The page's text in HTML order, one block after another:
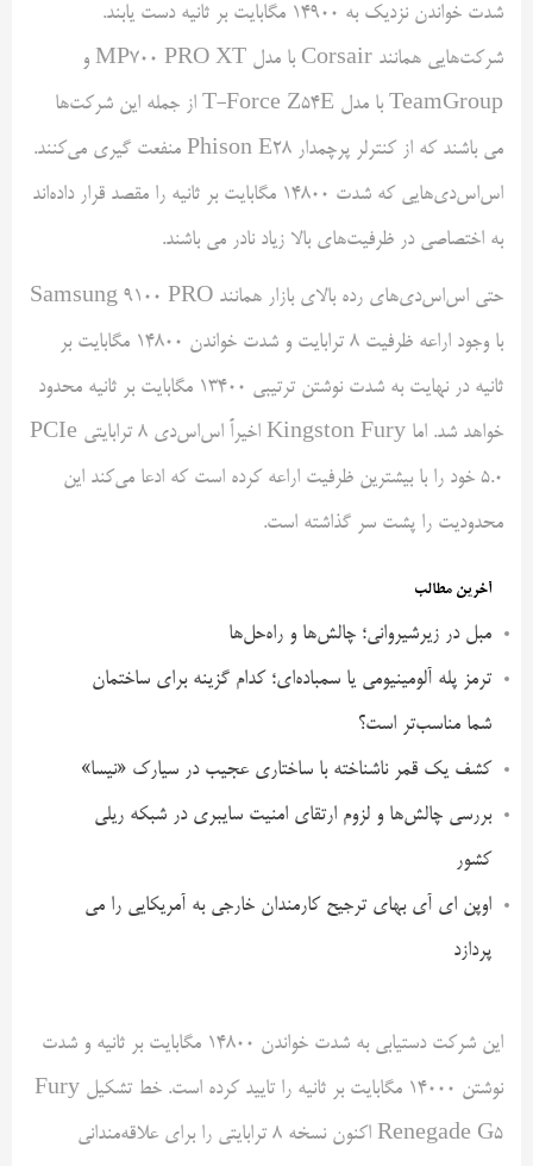
شدت خواندن نزدیک به ۱۴۹۰۰ مگابایت بر ثانیه دست یابند.
شرکت‌هایی همانند Corsair با مدل MP700 PRO XT و
TeamGroup با مدل T-Force Z54E از جمله این شرکت‌ها
می باشند که از کنترلر پرچمدار Phison E28 منفعت گیری می‌کنند.
اس‌اس‌دی‌هایی که شدت ۱۴۸۰۰ مگابایت بر ثانیه را مقصد قرار داده‌اند
به اختصاصی در ظرفیت‌های بالا زیاد نادر می باشند.
حتی اس‌اس‌دی‌های رده بالای بازار همانند Samsung 9100 PRO
با وجود اراعه ظرفیت ۸ ترابایت و شدت خواندن ۱۴۸۰۰ مگابایت بر
ثانیه در نهایت به شدت نوشتن ترتیبی ۱۳۴۰۰ مگابایت بر ثانیه محدود
خواهد شد. اما Kingston Fury اخیراً اس‌اس‌دی ۸ ترابایتی PCIe
5.0 خود را با بیشترین ظرفیت اراعه کرده است که ادعا می‌کند این
محدودیت را پشت سر گذاشته است.
آخرین مطالب
مبل در زیرشیروانی؛ چالش‌ها و راه‌حل‌ها
ترمز پله آلومینیومی یا سمباده‌ای؛ کدام گزینه برای ساختمان
شما مناسب‌تر است؟
کشف یک قمر ناشناخته با ساختاری عجیب در سیارک «نیسا»
بررسی چالش‌ها و لزوم ارتقای امنیت سایبری در شبکه ریلی
کشور
اوپن ای آی بهای ترجیح کارمندان خارجی به آمریکایی را می
پردازد
این شرکت دستیابی به شدت خواندن ۱۴۸۰۰ مگابایت بر ثانیه و شدت
نوشتن ۱۴۰۰۰ مگابایت بر ثانیه را تایید کرده است. خط تشکیل Fury
Renegade G5 اکنون نسخه ۸ ترابایتی را برای علاقه‌مندانی